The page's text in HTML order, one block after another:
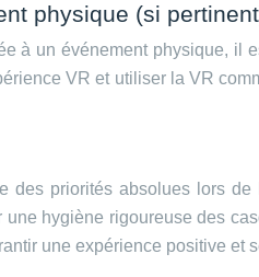
physique (si
à un événement physique,
VR et utiliser la VR
des priorités absolues lors
une hygiène rigoureuse des
une expérience positive et